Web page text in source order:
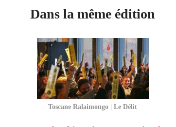
Dans la même édition
Toscane Ralaimongo | Le Délit